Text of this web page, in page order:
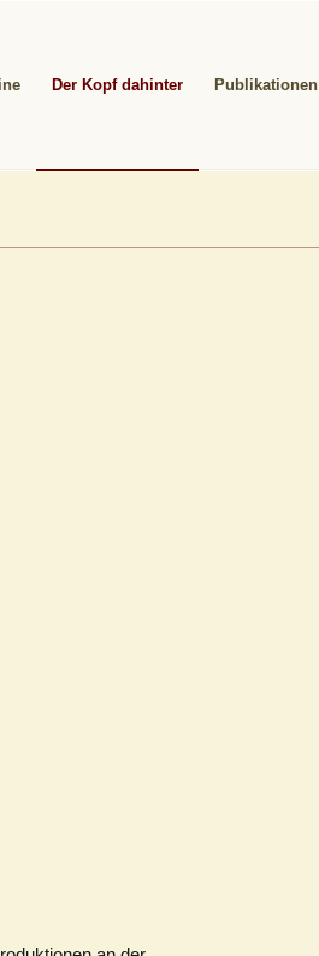
Der Kopf dahinter Publikationen